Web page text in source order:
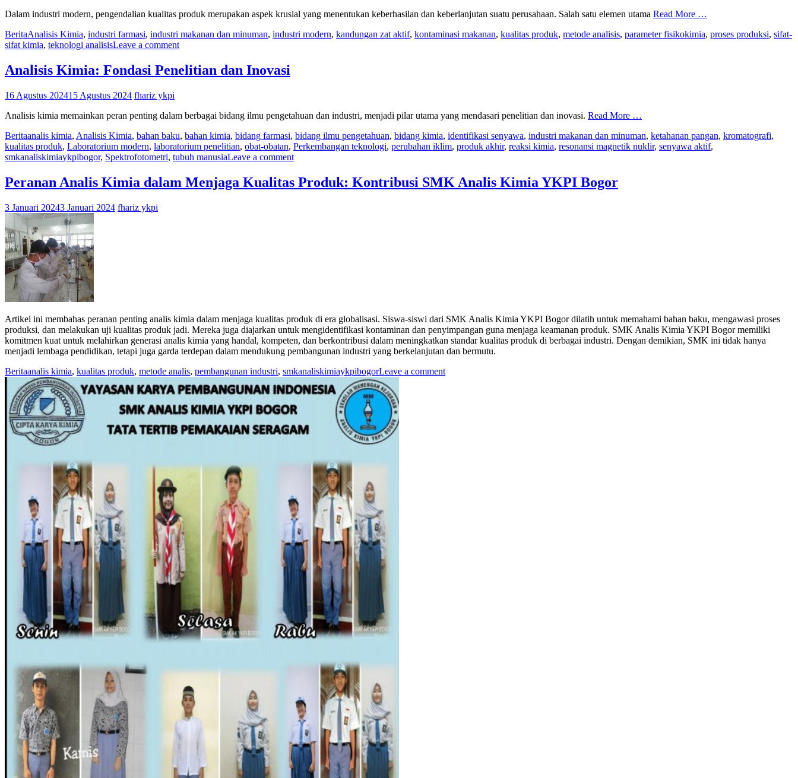
Dalam industri modern, pengendalian kualitas produk merupakan aspek krusial yang menentukan keberhasilan dan keberlanjutan suatu perusahaan. Salah satu elemen utama Read More …
BeritaAnalisis Kimia, industri farmasi, industri makanan dan minuman, industri modern, kandungan zat aktif, kontaminasi makanan, kualitas produk, metode analisis, parameter fisikokimia, proses produksi, sifat-
sifat kimia, teknologi analisisLeave a comment
Analisis Kimia: Fondasi Penelitian dan Inovasi
16 Agustus 202415 Agustus 2024 fhariz ykpi
Analisis kimia memainkan peran penting dalam berbagai bidang ilmu pengetahuan dan industri, menjadi pilar utama yang mendasari penelitian dan inovasi. Read More …
Beritaanalis kimia, Analisis Kimia, bahan baku, bahan kimia, bidang farmasi, bidang ilmu pengetahuan, bidang kimia, identifikasi senyawa, industri makanan dan minuman, ketahanan pangan, kromatografi,
kualitas produk, Laboratorium modern, laboratorium penelitian, obat-obatan, Perkembangan teknologi, perubahan iklim, produk akhir, reaksi kimia, resonansi magnetik nuklir, senyawa aktif,
smkanaliskimiaykpibogor, Spektrofotometri, tubuh manusiaLeave a comment
Peranan Analis Kimia dalam Menjaga Kualitas Produk: Kontribusi SMK Analis Kimia YKPI Bogor
3 Januari 20243 Januari 2024 fhariz ykpi
Artikel ini membahas peranan penting analis kimia dalam menjaga kualitas produk di era globalisasi. Siswa-siswi dari SMK Analis Kimia YKPI Bogor dilatih untuk memahami bahan baku, mengawasi proses
produksi, dan melakukan uji kualitas produk jadi. Mereka juga diajarkan untuk mengidentifikasi kontaminan dan penyimpangan guna menjaga keamanan produk. SMK Analis Kimia YKPI Bogor memiliki
komitmen kuat untuk melahirkan generasi analis kimia yang handal, kompeten, dan berkontribusi dalam meningkatkan standar kualitas produk di berbagai industri. Dengan demikian, SMK ini tidak hanya
menjadi lembaga pendidikan, tetapi juga garda terdepan dalam mendukung pembangunan industri yang berkelanjutan dan bermutu.
Beritaanalis kimia, kualitas produk, metode analis, pembangunan industri, smkanaliskimiaykpibogorLeave a comment